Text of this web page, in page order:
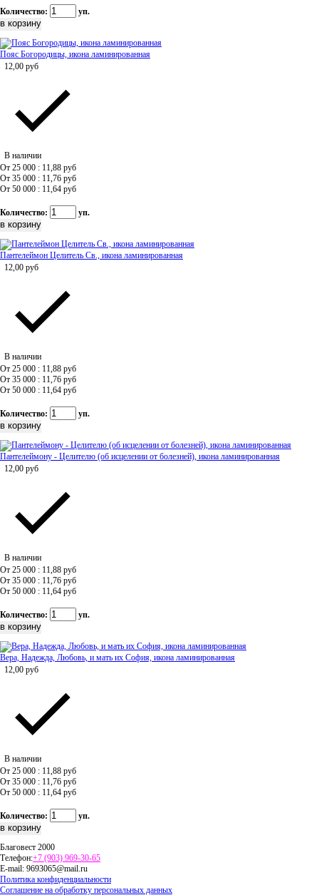
Количество: уп.
Пояс Богородицы, икона ламинированная
12,00 руб
В наличии
От 25 000 : 11,88 руб
От 35 000 : 11,76 руб
От 50 000 : 11,64 руб
Количество: уп.
Пантелеймон Целитель Св., икона ламинированная
12,00 руб
В наличии
От 25 000 : 11,88 руб
От 35 000 : 11,76 руб
От 50 000 : 11,64 руб
Количество: уп.
Пантелеймону - Целителю (об исцелении от болезней), икона ламинированная
12,00 руб
В наличии
От 25 000 : 11,88 руб
От 35 000 : 11,76 руб
От 50 000 : 11,64 руб
Количество: уп.
Вера, Надежда, Любовь, и мать их София, икона ламинированная
12,00 руб
В наличии
От 25 000 : 11,88 руб
От 35 000 : 11,76 руб
От 50 000 : 11,64 руб
Количество: уп.
Благовест 2000
Телефон:+7 (903) 969-30-65
E-mail: 9693065@mail.ru
Политика конфиденциальности
Соглашение на обработку персональных данных